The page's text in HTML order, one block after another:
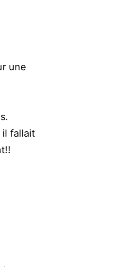
une
il fallait